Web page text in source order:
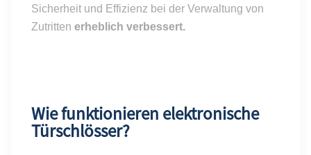
Sicherheit und Effizienz bei der Verwaltung von
Zutritten erheblich verbessert.
Wie funktionieren elektronische
Türschlösser?